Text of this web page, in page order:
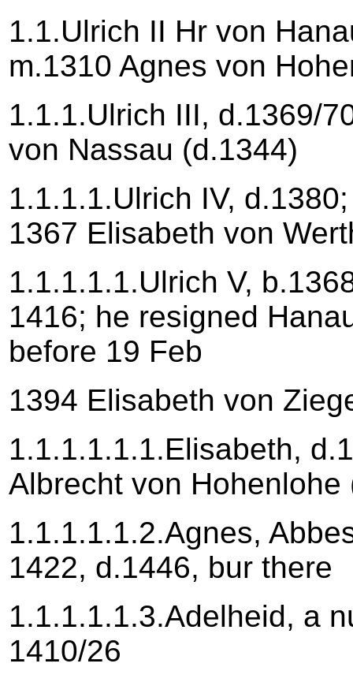
1.1.Ulrich II Hr von
m.1310 Agnes von
1.1.1.Ulrich III, d.1369/
von Nassau (d.1344)
1.1.1.1.Ulrich IV,
1367 Elisabeth von
1.1.1.1.1.Ulrich V,
1416; he resigned
before 19 Feb
1394 Elisabeth von
1.1.1.1.1.1.Elisabeth,
Albrecht von Hohenlohe
1.1.1.1.1.2.Agnes,
1422, d.1446, bur there
1.1.1.1.1.3.Adelheid, a
1410/26